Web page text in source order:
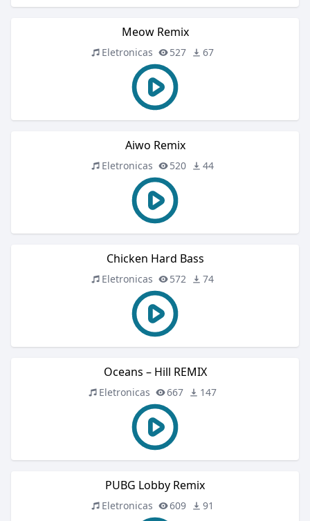
Meow Remix
Eletronicas 527 67
Aiwo Remix
Eletronicas 520 44
Chicken Hard Bass
Eletronicas 572 74
Oceans – Hill REMIX
Eletronicas 667 147
PUBG Lobby Remix
Eletronicas 609 91